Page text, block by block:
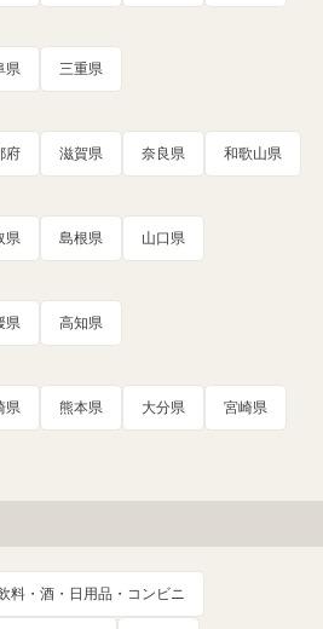
県 三重県
府 滋賀県 奈良県 和歌山県
県 島根県 山口県
県 高知県
県 熊本県 大分県 宮崎県
料・酒・日用品・コンビニ